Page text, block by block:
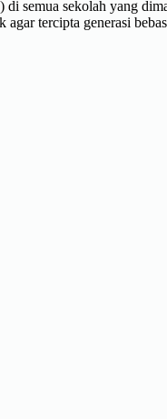
semua sekolah yang
tercipta generasi